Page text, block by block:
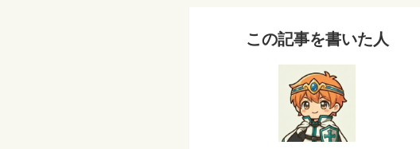
この記事を書いた人